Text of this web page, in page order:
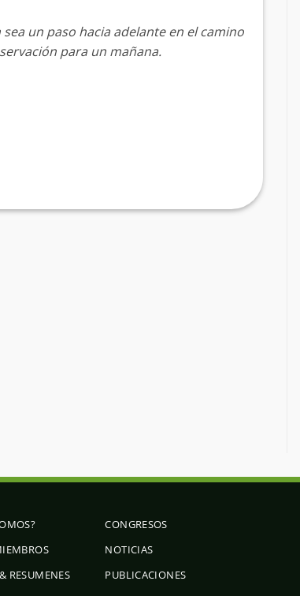
un paso hacia adelante en el camino
para un mañana.
RESUMENES
CONGRESOS
NOTICIAS
PUBLICACIONES